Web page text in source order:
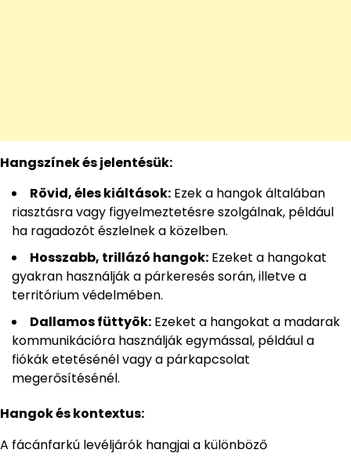
Hangszínek és jelentésük:
Rövid, éles kiáltások: Ezek a hangok általában
riasztásra vagy figyelmeztetésre szolgálnak, például
ha ragadozót észlelnek a közelben.
Hosszabb, trillázó hangok: Ezeket a hangokat
gyakran használják a párkeresés során, illetve a
territórium védelmében.
Dallamos füttyök: Ezeket a hangokat a madarak
kommunikációra használják egymással, például a
fiókák etetésénél vagy a párkapcsolat
megerősítésénél.
Hangok és kontextus:
A fácánfarkú levéljárók hangjai a különböző